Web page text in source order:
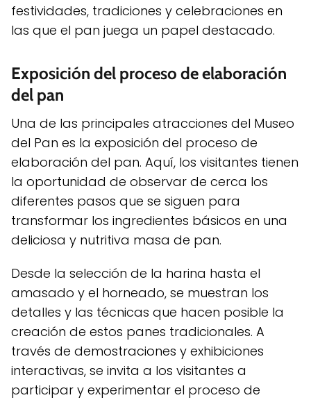
festividades, tradiciones y celebraciones en
las que el pan juega un papel destacado.
Exposición del proceso de elaboración
del pan
Una de las principales atracciones del Museo
del Pan es la exposición del proceso de
elaboración del pan. Aquí, los visitantes tienen
la oportunidad de observar de cerca los
diferentes pasos que se siguen para
transformar los ingredientes básicos en una
deliciosa y nutritiva masa de pan.
Desde la selección de la harina hasta el
amasado y el horneado, se muestran los
detalles y las técnicas que hacen posible la
creación de estos panes tradicionales. A
través de demostraciones y exhibiciones
interactivas, se invita a los visitantes a
participar y experimentar el proceso de